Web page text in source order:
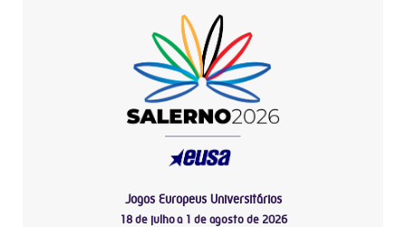
Jogos Europeus Universitários
18 de julho a 1 de agosto de 2026